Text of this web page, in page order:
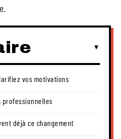
vos motivations
professionnelles
déjà ce changement